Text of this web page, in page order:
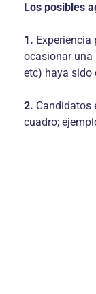
Los posibles
1.
ocasionar una
etc) haya sido
2. Candidatos
cuadro;